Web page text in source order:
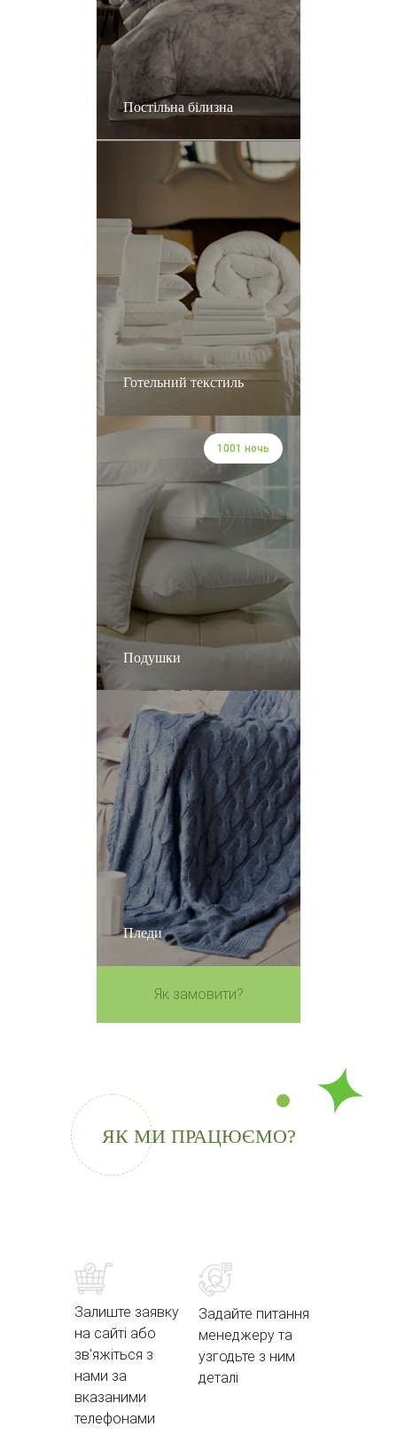
Постільна білизна
Готельний текстиль
Подушки
1001 ночь
Пледи
Як замовити?
ЯК МИ ПРАЦЮЄМО?
Залиште заявку
на сайті або
зв'яжіться з
нами за
вказаними
телефонами
Задайте питання
менеджеру та
узгодьте з ним
деталі